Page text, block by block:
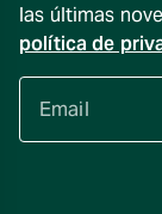
las últimas
política de